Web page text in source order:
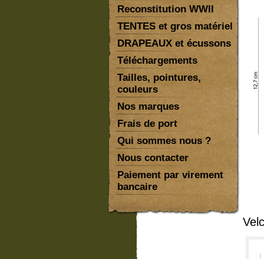
Reconstitution WWII
TENTES et gros matériel
DRAPEAUX et écussons
Téléchargements
Tailles, pointures,
couleurs
Nos marques
Frais de port
Qui sommes nous ?
Nous contacter
Paiement par virement
bancaire